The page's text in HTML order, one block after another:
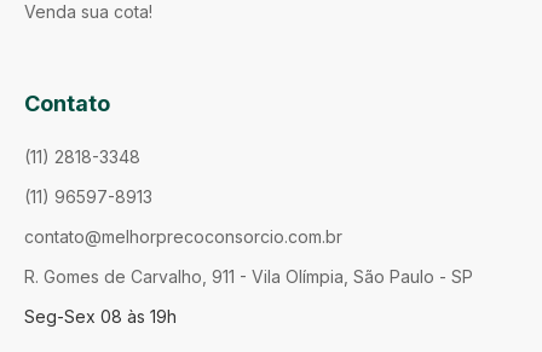
Venda sua cota!
Contato
(11) 2818-3348
(11) 96597-8913
contato@melhorprecoconsorcio.com.br
R. Gomes de Carvalho, 911 - Vila Olímpia, São Paulo - SP
Seg-Sex 08 às 19h